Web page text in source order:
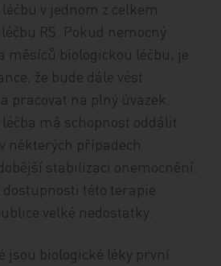
v jednom z celkem
RS. Pokud nemocný
měsíců biologickou léčbu, je
že bude dále vést
pracovat na plný úvazek.
má schopnost oddálit
některých případech
stabilizaci onemocnění.
dostupnosti této terapie
velké nedostatky.
jsou biologické léky první